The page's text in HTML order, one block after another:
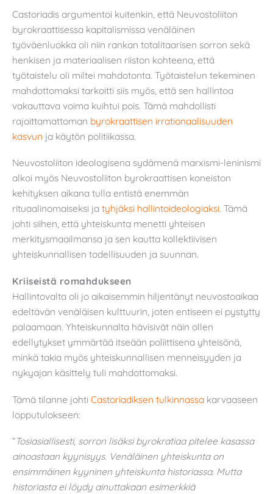
Castoriadis argumentoi kuitenkin, että Neuvostoliiton
byrokraattisessa kapitalismissa venäläinen
työväenluokka oli niin rankan totalitaarisen sorron sekä
henkisen ja materiaalisen riiston kohteena, että
työtaistelu oli miltei mahdotonta. Työtaistelun tekeminen
mahdottomaksi tarkoitti siis myös, että sen hallintoa
vakauttava voima kuihtui pois. Tämä mahdollisti
rajoittamattoman byrokraattisen irrationaalisuuden
kasvun ja käytön politiikassa.
Neuvostoliiton ideologisena sydämenä marxismi-leninismi
alkoi myös Neuvostoliiton byrokraattisen koneiston
kehityksen aikana tulla entistä enemmän
rituaalinomaiseksi ja tyhjäksi hallintoideologiaksi. Tämä
johti siihen, että yhteiskunta menetti yhteisen
merkitysmaailmansa ja sen kautta kollektiivisen
yhteiskunnallisen todellisuuden ja suunnan.
Kriiseistä romahdukseen
Hallintovalta oli jo aikaisemmin hiljentänyt neuvostoaikaa
edeltävän venäläisen kulttuurin, joten entiseen ei pystytty
palaamaan. Yhteiskunnalta hävisivät näin ollen
edellytykset ymmärtää itseään poliittisena yhteisönä,
minkä takia myös yhteiskunnallisen menneisyyden ja
nykyajan käsittely tuli mahdottomaksi.
Tämä tilanne johti Castoriadiksen tulkinnassa karvaaseen
lopputulokseen:
”Tosiasiallisesti, sorron lisäksi byrokratiaa pitelee kasassa
ainoastaan kyynisyys. Venäläinen yhteiskunta on
ensimmäinen kyyninen yhteiskunta historiassa. Mutta
historiasta ei löydy ainuttakaan esimerkkiä